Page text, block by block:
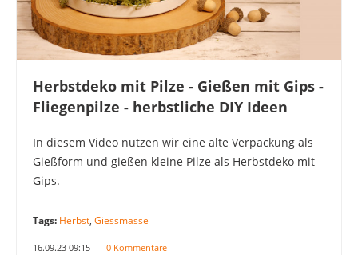
Herbstdeko mit Pilze - Gießen mit Gips -
Fliegenpilze - herbstliche DIY Ideen
In diesem Video nutzen wir eine alte Verpackung als
Gießform und gießen kleine Pilze als Herbstdeko mit
Gips.
Tags: Herbst, Giessmasse
16.09.23 09:15 0 Kommentare